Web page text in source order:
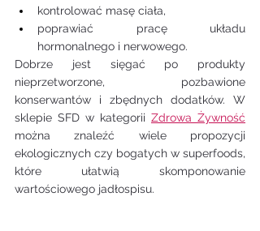
kontrolować masę ciała,
poprawiać pracę układu
hormonalnego i nerwowego.
Dobrze jest sięgać po produkty
nieprzetworzone, pozbawione
konserwantów i zbędnych dodatków. W
sklepie SFD w kategorii Zdrowa Żywność
można znaleźć wiele propozycji
ekologicznych czy bogatych w superfoods,
które ułatwią skomponowanie
wartościowego jadłospisu.